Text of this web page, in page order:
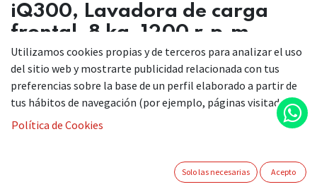
iQ300, Lavadora de carga
frontal, 8 kg, 1200 r.p.m.,
Blanco
WM12N265ES
Lavadoras superrápidas: acorta los programas de lavado
Eficiencia energética Clase A: Nuestra lavadora con
Utilizamos cookies propias y de terceros para analizar el uso
del sitio web y mostrarte publicidad relacionada con tus
preferencias sobre la base de un perfil elaborado a partir de
tus hábitos de navegación (por ejemplo, páginas visitadas).
Política de Cookies
Solo las necesarias Acepto